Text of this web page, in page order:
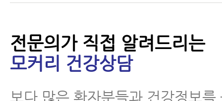
전문의가 직접 알려드리는
모커리 건강상담
보다 많은 환자분들과 건강정보를